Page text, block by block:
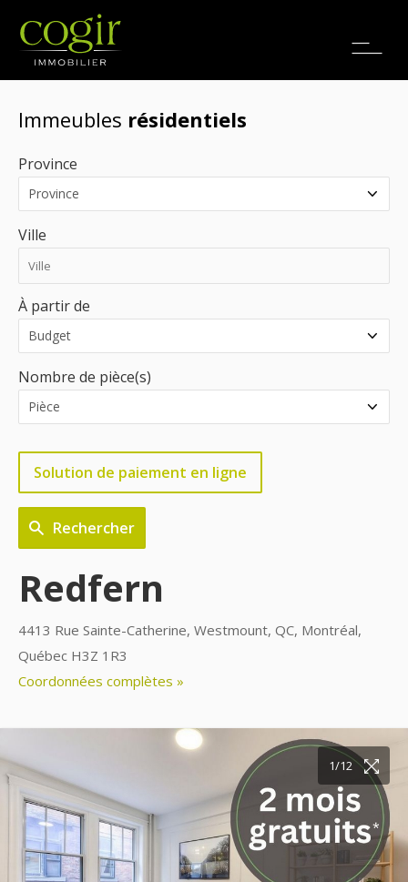
Emplois
Immeubles résidentiels
Province
Ville
À partir de
Nombre de pièce(s)
Solution de paiement en ligne
Rechercher
Redfern
4413 Rue Sainte-Catherine, Westmount, QC, Montréal,
Québec H3Z 1R3
Coordonnées complètes »
1/12
2/12
3/12
4/12
5/12
6/12
7/12
8/12
9/12
10/12
11/12
12/12